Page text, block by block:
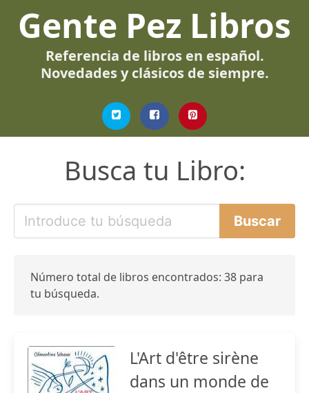
Gente Pez Libros
Referencia de libros en español.
Novedades y clásicos de siempre.
Busca tu Libro:
Número total de libros encontrados: 38 para
tu búsqueda.
L'Art d'être sirène
dans un monde de